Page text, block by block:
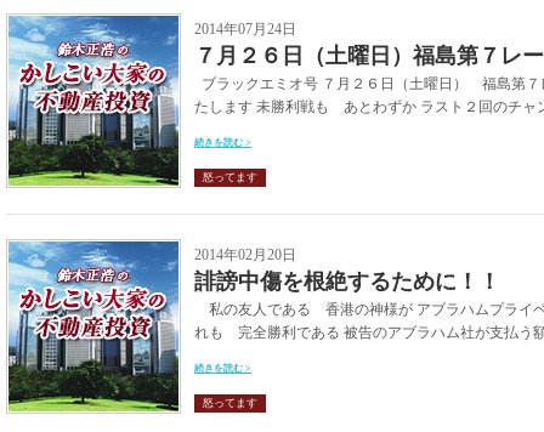
2014年07月24日
７月２６日（土曜日）福島第７レ
ブラックエミオ号 ７月２６日（土曜日） 福島第
たします 未勝利戦も あとわずか ラスト２回のチャ
続きを読む >
怒ってます
2014年02月20日
誹謗中傷を根絶するために！！
私の友人である 香港の神様が アブラハムプライ
れも 完全勝利である 被告のアブラハム社が支払う
続きを読む >
怒ってます